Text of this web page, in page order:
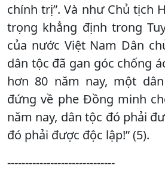
chính trị”. Và như Chủ tịch
trọng khẳng định trong
của nước Việt Nam Dân
dân tộc đã gan góc chống
hơn 80 năm nay, một
đứng về phe Đồng minh
năm nay, dân tộc đó phải
đó phải được độc lập!” (5).
------------------------------